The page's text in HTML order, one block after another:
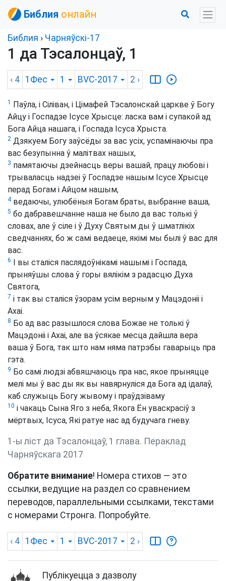
Библия онлайн
Библия › Чарняўскі-17
1 да Тэсалонцаў, 1
‹ 4 1Фес 1 BVC-2017 2 ›
1 Паўла, і Сіліван, і Цімафей Тэсалонскай царкве ў Богу
Айцу і Госпадзе Ісусе Хрысце: ласка вам і супакой ад
Бога Айца нашага, і Госпада Ісуса Хрыста.
2 Дзякуем Богу заўсёды за вас усіх, успамінаючы пра
вас безупынна ў малітвах нашых,
3 памятаючы дзейнасць веры вашай, працу любові і
трываласць надзеі ў Госпадзе нашым Ісусе Хрысце
перад Богам і Айцом нашым,
4ведаючы, улюбёныя Богам браты, выбранне ваша,
5 бо дабравешчанне наша не было да вас толькі ў
словах, але ў сіле і ў Духу Святым ды ў шматлікіх
сведчаннях, бо ж самі ведаеце, якімі мы былі ў вас для
вас.
6 І вы сталіся паслядоўнікамі нашымі і Госпада,
прыняўшы слова ў горы вялікім з радасцю Духа
Святога,
7 і так вы сталіся ўзорам усім верным у Мацэдоніі і
Ахаі.
8 Бо ад вас разышлося слова Божае не толькі ў
Мацэдоніі і Ахаі, але ва ўсякае месца дайшла вера
ваша ў Бога, так што нам няма патрэбы гаварыць пра
гэта.
9 Бо самі людзі абвяшчаюць пра нас, якое прыняцце
мелі мы ў вас ды як вы навярнуліся да Бога ад ідалаў,
каб служыць Богу жывому і праўдзіваму
10 і чакаць Сына Яго з неба, Якога Ён уваскрасіў з
мёртвых, Ісуса, Які ратуе нас ад будучага гневу.
1-ы ліст да Тэсалонцаў, 1 глава. Пераклад
Чарняўскага 2017
Обратите внимание! Номера стихов — это
ссылки, ведущие на раздел со сравнением
переводов, параллельными ссылками, текстами
с номерами Стронга. Попробуйте.
‹ 4 1Фес 1 BVC-2017 2 ›
Публікуецца з дазволу